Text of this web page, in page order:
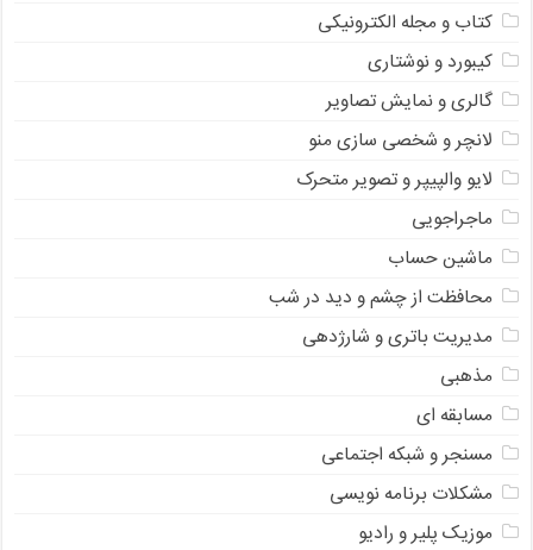
کتاب و مجله الکترونیکی
کیبورد و نوشتاری
گالری و نمایش تصاویر
لانچر و شخصی سازی منو
لایو والپیپر و تصویر متحرک
ماجراجویی
ماشین حساب
محافظت از چشم و دید در شب
مدیریت باتری و شارژدهی
مذهبی
مسابقه ای
مسنجر و شبکه اجتماعی
مشکلات برنامه نویسی
موزیک پلیر و رادیو